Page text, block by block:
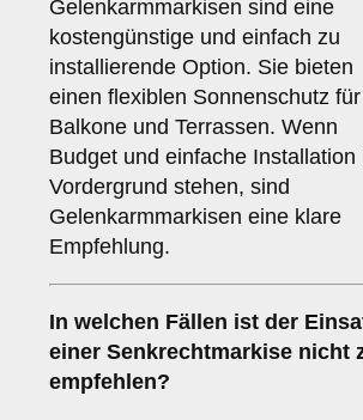
Gelenkarmmarkisen sind eine
kostengünstige und einfach zu
installierende Option. Sie bieten
einen flexiblen Sonnenschutz für
Balkone und Terrassen. Wenn
Budget und einfache Installation
Vordergrund stehen, sind
Gelenkarmmarkisen eine klare
Empfehlung.
In welchen Fällen ist der
einer Senkrechtmarkise nicht
empfehlen?